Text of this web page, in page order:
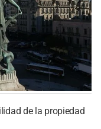
de la propiedad